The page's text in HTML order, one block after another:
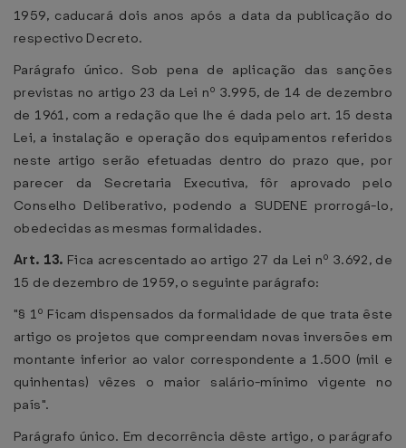
1959, caducará dois anos após a data da publicação do
respectivo Decreto.
Parágrafo único. Sob pena de aplicação das sanções
previstas no artigo 23 da Lei nº 3.995, de 14 de dezembro
de 1961, com a redação que lhe é dada pelo art. 15 desta
Lei, a instalação e operação dos equipamentos referidos
neste artigo serão efetuadas dentro do prazo que, por
parecer da Secretaria Executiva, fôr aprovado pelo
Conselho Deliberativo, podendo a SUDENE prorrogá-lo,
obedecidas as mesmas formalidades.
Art. 13. Fica acrescentado ao artigo 27 da Lei nº 3.692, de
15 de dezembro de 1959, o seguinte parágrafo:
"§ 1º Ficam dispensados da formalidade de que trata êste
artigo os projetos que compreendam novas inversões em
montante inferior ao valor correspondente a 1.500 (mil e
quinhentas) vêzes o maior salário-mínimo vigente no
país".
Parágrafo único. Em decorrência dêste artigo, o parágrafo